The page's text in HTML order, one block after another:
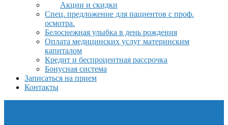
Акции и скидки
Спец. предложение для пациентов с проф.
осмотра.
Белоснежная улыбка в день рождения
Оплата медицинских услуг материнским
капиталом
Кредит и беспроцентная рассрочка
Бонусная система
Записаться на прием
Контакты